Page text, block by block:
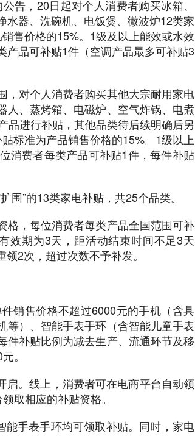
告，20日起对个人消费者购买冰箱、
器、洗碗机、电饭煲、微波炉12类家
售价格的15%。1级及以上能效或水效
品可补贴1件（空调产品最多可补贴3
，对个人消费者购买其他大宗耐用家电
人、蒸烤箱、电磁炉、空气炸锅、电煮
品进行补贴，其他品类待后续明确后另
标准为产品销售价格的15%。1级以上
消费者每类产品可补贴1件，每件补贴
”的13类家电补贴，共25个品类。
格，每位消费者每类产品全国范围可补
效期为3天，距活动结束时间不足3天
2次，超过次数不予补发。
销售价格不超过6000元的手机（含具
等）、智能手表手环（含智能儿童手表
件补贴比例为减去生产、流通环节及移
。
启。线上，消费者可在电商平台自动领
取相应的补贴资格。
手表手环均可领取补贴。同时，家电